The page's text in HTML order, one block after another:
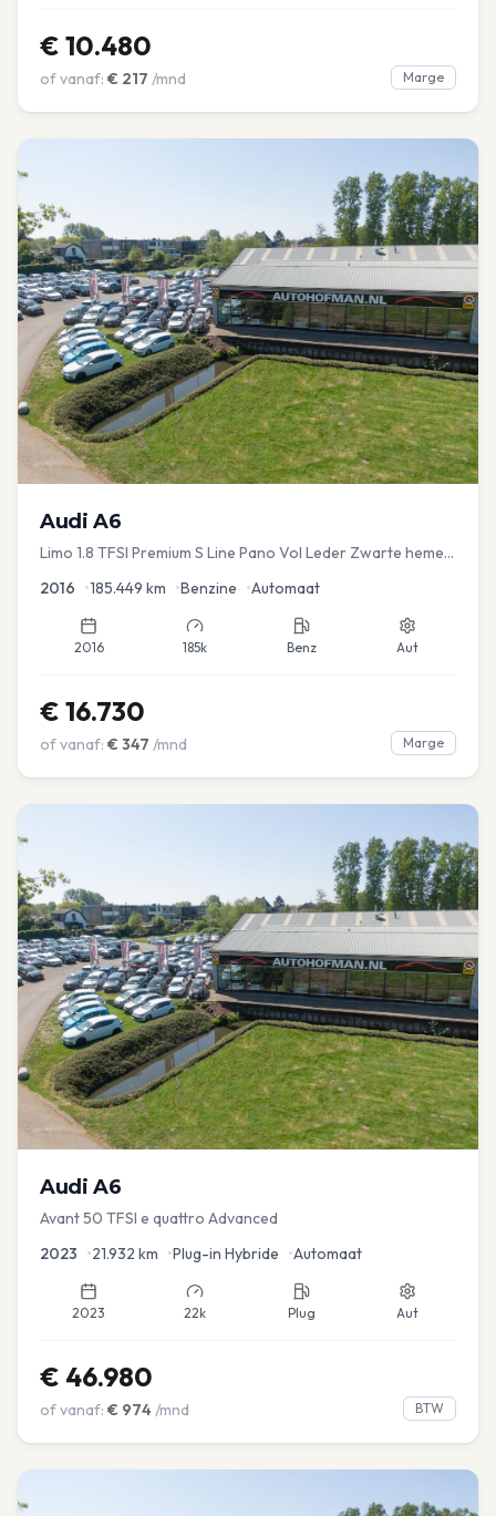
€ 10.480
of vanaf: € 217 /mnd Marge
Audi A6
Limo 1.8 TFSI Premium S Line Pano Vol Leder Zwarte hemel
2016 •185.449 km •Benzine •Automaat
2016 185k Benz Aut
€ 16.730
of vanaf: € 347 /mnd Marge
Audi A6
Avant 50 TFSI e quattro Advanced
2023 •21.932 km •Plug-in Hybride •Automaat
2023 22k Plug Aut
€ 46.980
of vanaf: € 974 /mnd BTW